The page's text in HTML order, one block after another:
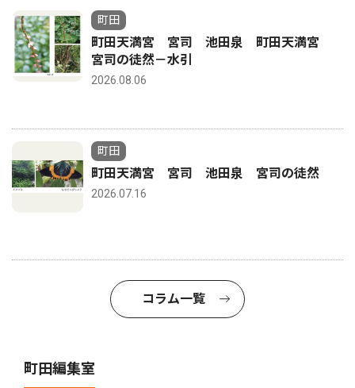
町田
町田天満宮 宮司 池田泉 町田天満宮
宮司の徒然－水引
2026.08.06
町田
町田天満宮 宮司 池田泉 宮司の徒然
2026.07.16
コラム一覧
町田編集室